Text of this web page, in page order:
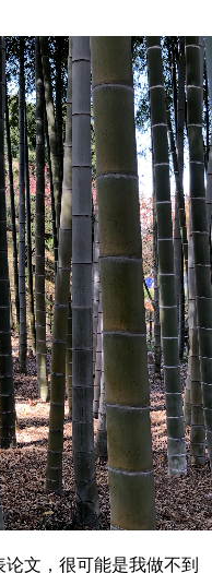
文，很可能是我做不到